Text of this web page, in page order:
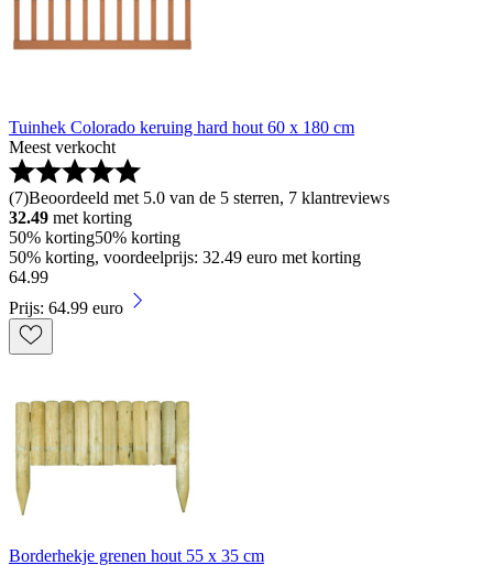
Tuinhek Colorado keruing hard hout 60 x 180 cm
Meest verkocht
(7)Beoordeeld met 5.0 van de 5 sterren, 7 klantreviews
32.49 met korting
50% korting50% korting
50% korting, voordeelprijs: 32.49 euro met korting
64.99
Prijs: 64.99 euro
Borderhekje grenen hout 55 x 35 cm